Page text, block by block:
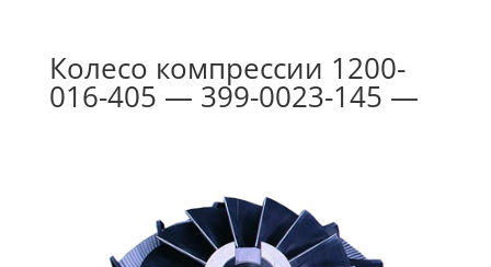
Колесо компрессии 1200-
016-405 — 399-0023-145 —